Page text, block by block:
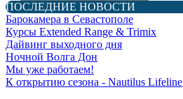
ПОСЛЕДНИЕ НОВОСТИ
Барокамера в Севастополе
Курсы Extended Range & Trimix
Дайвинг выходного дня
Ночной Волга Дон
Мы уже работаем!
К открытию сезона - Nautilus Lifeline